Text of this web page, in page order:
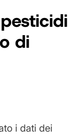
di
i dati dei